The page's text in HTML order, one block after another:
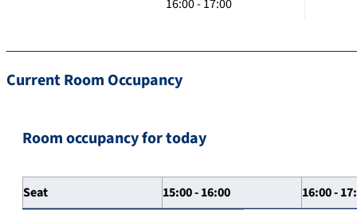
16:00 - 17:00
Current Room Occupancy
Room occupancy for today
Seat 15:00 - 16:00 16:00 -